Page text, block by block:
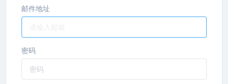
邮件地址
密码